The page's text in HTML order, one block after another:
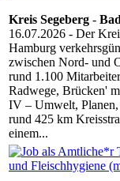
Kreis Segeberg -
16.07.2026 - Der
Hamburg
zwischen Nord- und
rund 1.100
Radwege, Brücken'
IV – Umwelt, Planen,
rund 425 km
einem...